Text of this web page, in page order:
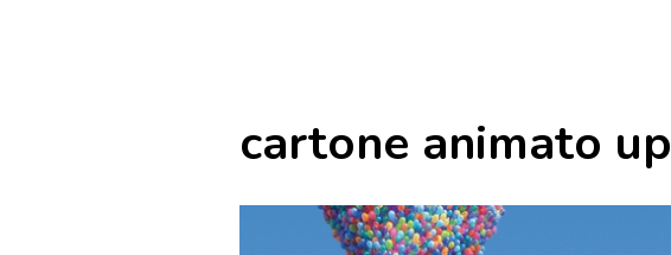
cartone animato up